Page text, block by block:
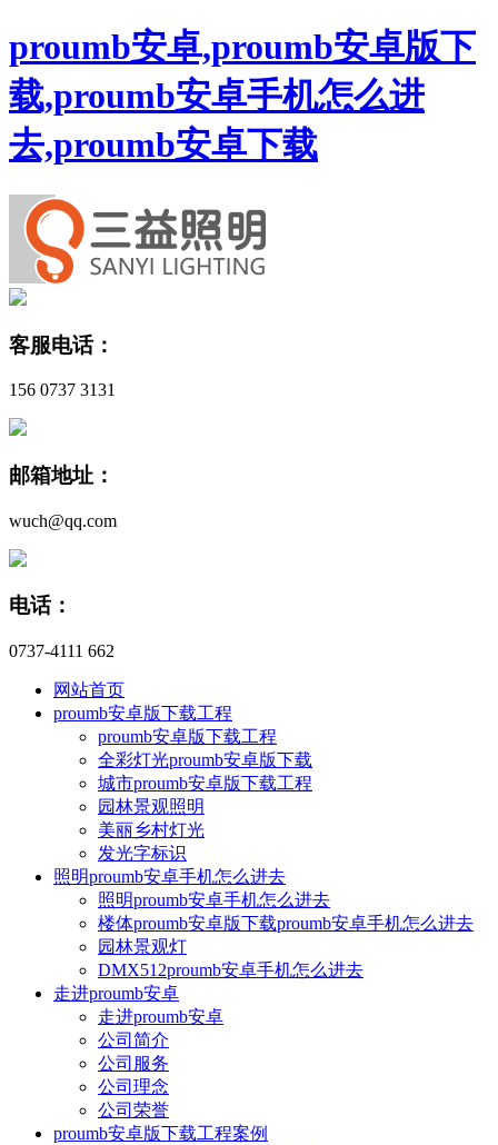
proumb安卓,proumb安卓版下
载,proumb安卓手机怎么进
去,proumb安卓下载
客服电话：
156 0737 3131
邮箱地址：
wuch@qq.com
电话：
0737-4111 662
网站首页
proumb安卓版下载工程
proumb安卓版下载工程
全彩灯光proumb安卓版下载
城市proumb安卓版下载工程
园林景观照明
美丽乡村灯光
发光字标识
照明proumb安卓手机怎么进去
照明proumb安卓手机怎么进去
楼体proumb安卓版下载proumb安卓手机怎么进去
园林景观灯
DMX512proumb安卓手机怎么进去
走进proumb安卓
走进proumb安卓
公司简介
公司服务
公司理念
公司荣誉
proumb安卓版下载工程案例